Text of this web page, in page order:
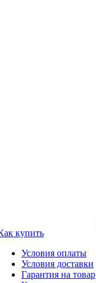
купить
Условия оплаты
Условия доставки
Гарантия на товар